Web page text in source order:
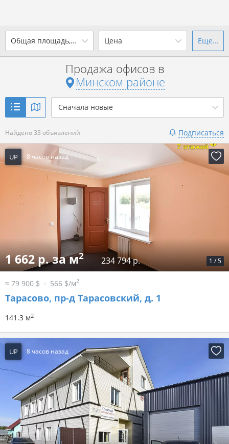
Общая площадь, м
до
Показать 33 объявления
Цена
от до
р. за м
Показать 33 объявления
Еще...
Продажа офисов в
Минском районе
Сначала новые
Найдено 33 объявлений Подписаться
UP 8 часов назад
1 /5
1 662 р. за м2 234 794 р.
≈ 79 900 $ 566 $/м2
Тарасово, пр-д Тарасовский, д. 1
141.3 м2
UP 8 часов назад
Ваш город -district Минский
район?
Выбрать город